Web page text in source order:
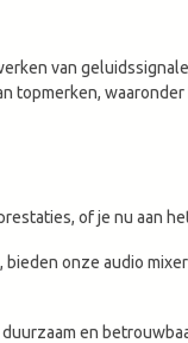
van
waaronder
of je nu aan
onze audio
en